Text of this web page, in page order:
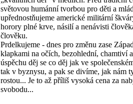
světovou humánní tvorbou pro děti a
upřednostňujeme americké militární
horory plné krve, násilí a nenávisti
člověku.
Prdelkujeme - dnes pro změnu zase
klapkami na očích, bezohlední, chamtiví
úspěchu děj se co děj jak ve
tak v byznysu, a pak se divíme, jak nám
rostou... Je to až příliš vysoká cena za
svobodu...